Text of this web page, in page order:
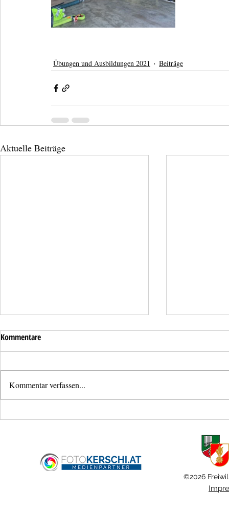
Übungen und Ausbildungen 2021 Beiträge
Aktuelle Beiträge
Neues
Kommentare
Kommentar verfassen...
©2026